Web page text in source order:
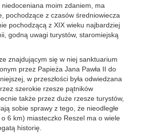
niedoceniana moim zdaniem, ma
pochodzące z czasów średniowiecza
pochodzącą z XIX wieku najbardziej
godną uwagi turystów, staromiejską
ze znajdującym się w niej sanktuarium
przez Papieża Jana Pawła II do
w przeszłości była odwiedzana
szerokie rzesze pątników
także przez duże rzesze turystów,
sobie sprawy z tego, że nieodległe
6 km) miasteczko Reszel ma o wiele
historię.